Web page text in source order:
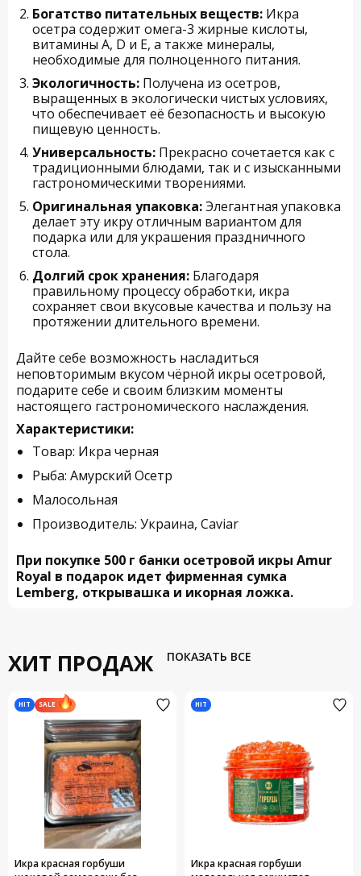
Богатство питательных веществ: Икра
осетра содержит омега-3 жирные кислоты,
витамины A, D и Е, а также минералы,
необходимые для полноценного питания.
Экологичность: Получена из осетров,
выращенных в экологически чистых условиях,
что обеспечивает её безопасность и высокую
пищевую ценность.
Универсальность: Прекрасно сочетается как с
традиционными блюдами, так и с изысканными
гастрономическими творениями.
Оригинальная упаковка:Элегантная упаковка
делает эту икру отличным вариантом для
подарка или для украшения праздничного
стола.
Долгий срок хранения: Благодаря
правильному процессу обработки, икра
сохраняет свои вкусовые качества и пользу на
протяжении длительного времени.
Дайте себе возможность насладиться
неповторимым вкусом чёрной икры осетровой,
подарите себе и своим близким моменты
настоящего гастрономического наслаждения.
Характеристики:
Товар: Икра черная
Рыба: Амурский Осетр
Малосольная
Производитель: Украина, Caviar
При покупке 500 г банки осетровой икры Amur
Royal в подарок идет фирменная сумка
Lemberg, открывашка и икорная ложка.
ХИТ ПРОДАЖ ПОКАЗАТЬ ВСЕ
HIT SALE
Икра красная горбуши
HIT
Икра красная горбуши